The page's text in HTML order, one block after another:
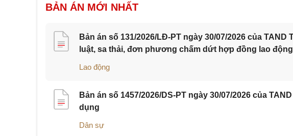
BẢN ÁN MỚI NHẤT
Bản án số 131/2026/LĐ-PT ngày 30/07/2026 của
luật, sa thải, đơn phương chấm dứt hợp đồng lao động
Lao động
Bản án số 1457/2026/DS-PT ngày 30/07/2026 của
dụng
Dân sự